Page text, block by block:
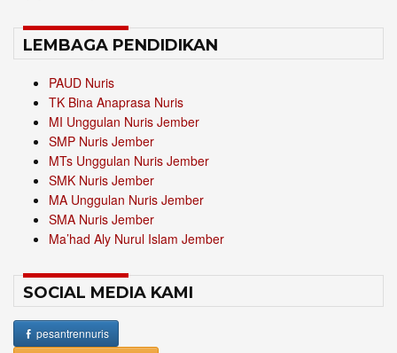
LEMBAGA PENDIDIKAN
PAUD Nuris
TK Bina Anaprasa Nuris
MI Unggulan Nuris Jember
SMP Nuris Jember
MTs Unggulan Nuris Jember
SMK Nuris Jember
MA Unggulan Nuris Jember
SMA Nuris Jember
Ma’had Aly Nurul Islam Jember
SOCIAL MEDIA KAMI
pesantrennuris